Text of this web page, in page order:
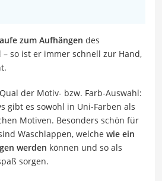
zum Aufhängen des
– so ist er immer schnell zur Hand,
der Motiv- bzw. Farb-Auswahl:
gibt es sowohl in Uni-Farben als
Motiven. Besonders schön für
Waschlappen, welche wie ein
werden können und so als
sorgen.